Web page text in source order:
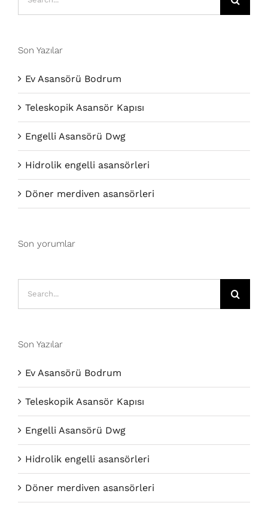
Son Yazılar
Ev Asansörü Bodrum
Teleskopik Asansör Kapısı
Engelli Asansörü Dwg
Hidrolik engelli asansörleri
Döner merdiven asansörleri
Son yorumlar
Son Yazılar
Ev Asansörü Bodrum
Teleskopik Asansör Kapısı
Engelli Asansörü Dwg
Hidrolik engelli asansörleri
Döner merdiven asansörleri